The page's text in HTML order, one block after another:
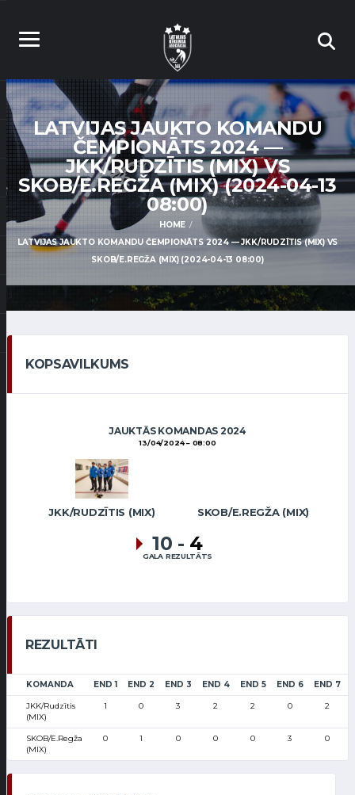
LATVIJAS JAUKTO KOMANDU
ČEMPIONĀTS 2024 —
JKK/RUDZĪTIS (MIX) VS
SKOB/E.REGŽA (MIX) (2024-04-13
08:00)
HOME
LATVIJAS JAUKTO KOMANDU ČEMPIONĀTS 2024 — JKK/RUDZĪTIS (MIX) VS
SKOB/E.REGŽA (MIX) (2024-04-13 08:00)
KOPSAVILKUMS
JAUKTĀS KOMANDAS 2024
13/04/2024 08:00
JKK/RUDZĪTIS (MIX) SKOB/E.REGŽA (MIX)
10 - 4
GALA REZULTĀTS
REZULTĀTI
KOMANDA END 1 END 2 END 3 END 4 END 5 END 6 END 7
JKK/Rudzītis
(MIX)
1 0 3 2 2 0 2
SKOB/E.Regža
(MIX)
0 1 0 0 0 3 0